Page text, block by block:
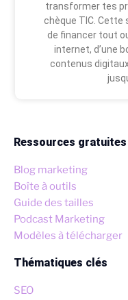
transformer tes
chèque TIC.
de financer tout
internet, d’une
contenus
Ressources gratuites
Blog marketing
Boîte à outils
Guide des tailles
Podcast Marketing
Modèles à télécharger
Thématiques clés
SEO